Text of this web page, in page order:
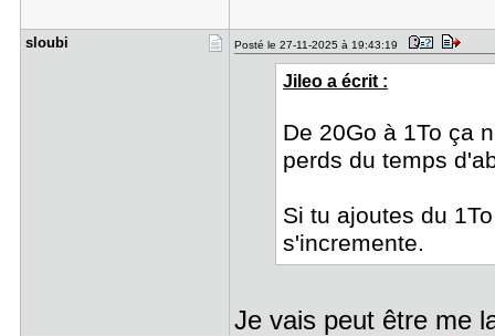
sloubi Posté le 27-11-2025 à 19:43:19
Jileo a écrit :
De 20Go à 1To ça
perds du temps
Si tu ajoutes du
s'incremente.
Je vais peut être me